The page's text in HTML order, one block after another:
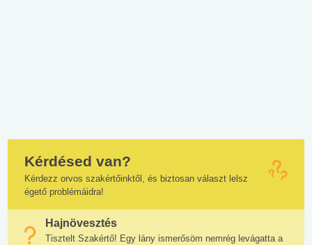
Kérdésed van?
Kérdezz orvos szakértőinktől, és biztosan választ lelsz
égető problémáidra!
Hajnövesztés
Tisztelt Szakértő! Egy lány ismerősöm nemrég levágatta a